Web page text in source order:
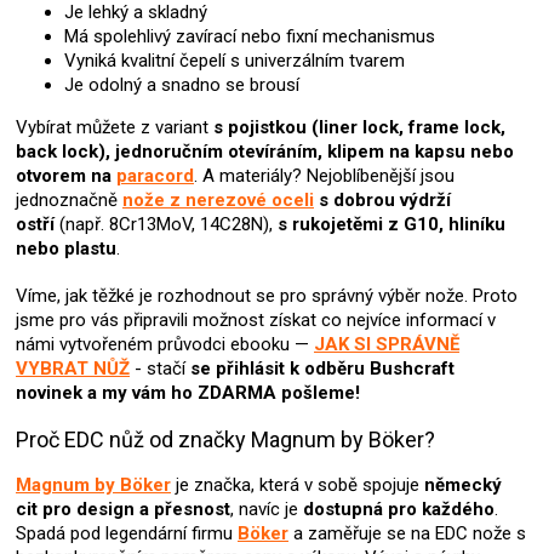
ý
p
i
s
u
Je lehký a skladný
Má spolehlivý zavírací nebo fixní mechanismus
Vyniká kvalitní čepelí s univerzálním tvarem
Je odolný a snadno se brousí
Vybírat můžete z variant s pojistkou (liner lock, frame lock,
back lock), jednoručním otevíráním, klipem na kapsu nebo
otvorem na paracord. A materiály? Nejoblíbenější jsou
jednoznačně nože z nerezové oceli s dobrou výdrží
ostří (např. 8Cr13MoV, 14C28N), s rukojetěmi z G10, hliníku
nebo plastu.
Víme, jak těžké je rozhodnout se pro správný výběr nože. Proto
jsme pro vás připravili možnost získat co nejvíce informací v
námi vytvořeném průvodci ebooku — JAK SI SPRÁVNĚ
VYBRAT NŮŽ - stačí se přihlásit k odběru Bushcraft
novinek a my vám ho ZDARMA pošleme!
Proč EDC nůž od značky Magnum by Böker?
Magnum by Böker je značka, která v sobě spojuje německý
cit pro design a přesnost, navíc je dostupná pro každého.
Spadá pod legendární firmu Böker a zaměřuje se na EDC nože s